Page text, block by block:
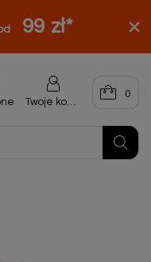
99 zł*
Twoje konto
0